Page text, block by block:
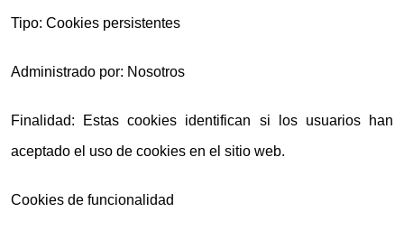
Tipo: Cookies persistentes
Administrado por: Nosotros
Finalidad: Estas cookies identifican si los usuarios han
aceptado el uso de cookies en el sitio web.
Cookies de funcionalidad